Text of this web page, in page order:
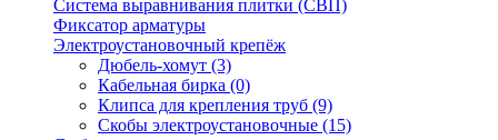
Система выравнивания плитки (СВП)
Фиксатор арматуры
Электроустановочный крепёж
Дюбель-хомут (3)
Кабельная бирка (0)
Клипса для крепления труб (9)
Скобы электроустановочные (15)